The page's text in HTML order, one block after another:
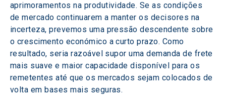
aprimoramentos na produtividade. Se as condições
de mercado continuarem a manter os decisores na
incerteza, prevemos uma pressão descendente sobre
o crescimento económico a curto prazo. Como
resultado, seria razoável supor uma demanda de frete
mais suave e maior capacidade disponível para os
remetentes até que os mercados sejam colocados de
volta em bases mais seguras.